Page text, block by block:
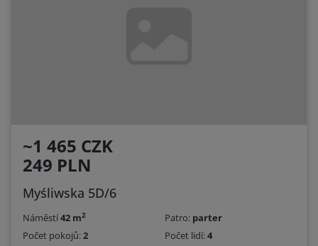
~1 465 CZK
249 PLN
Myśliwska 5D/6
Náměstí42 m2 Patro: parter
Počet pokojů:2 Počet lidí:4